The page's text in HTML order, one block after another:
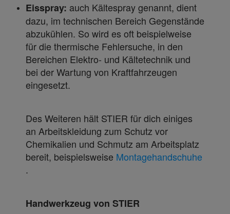
Eisspray: auch Kältespray genannt, dient
dazu, im technischen Bereich Gegenstände
abzukühlen. So wird es oft beispielweise
für die thermische Fehlersuche, in den
Bereichen Elektro- und Kältetechnik und
bei der Wartung von Kraftfahrzeugen
eingesetzt.
Des Weiteren hält STIER für dich einiges
an Arbeitskleidung zum Schutz vor
Chemikalien und Schmutz am Arbeitsplatz
bereit, beispielsweise Montagehandschuhe
.
Handwerkzeug von STIER